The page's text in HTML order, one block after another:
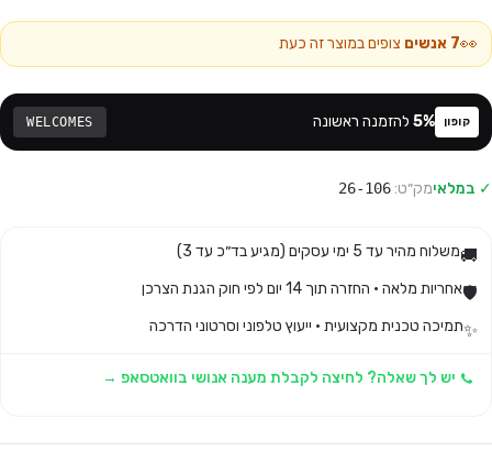
👀
7 אנשים צופים במוצר זה כעת
קופון 5% להזמנה ראשונה WELCOMES
✓ במלאימק״ט:26-106
🚚משלוח מהיר עד 5 ימי עסקים (מגיע בד״כ עד 3)
🛡️אחריות מלאה · החזרה תוך 14 יום לפי חוק הגנת הצרכן
✨תמיכה טכנית מקצועית · ייעוץ טלפוני וסרטוני הדרכה
יש לך שאלה? לחיצה לקבלת מענה אנושי בוואטסאפ →